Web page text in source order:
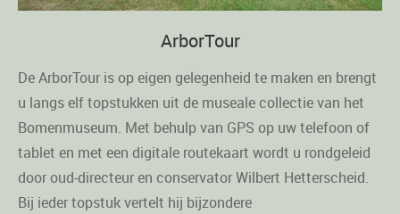
ArborTour
De ArborTour is op eigen gelegenheid te maken en brengt
u langs elf topstukken uit de museale collectie van het
Bomenmuseum. Met behulp van GPS op uw telefoon of
tablet en met een digitale routekaart wordt u rondgeleid
door oud-directeur en conservator Wilbert Hetterscheid.
Bij ieder topstuk vertelt hij bijzondere